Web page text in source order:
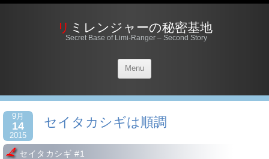
リミレンジャーの秘密基地
Secret Base of Limi-Ranger – Second Story
Menu
9月
14
2015
セイタカシギは順調
セイタカシギ #1